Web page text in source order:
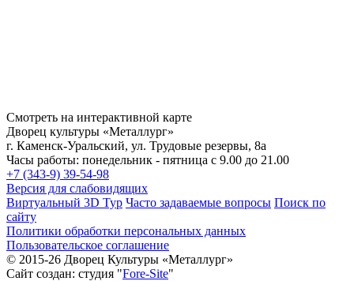
Смотреть на интерактивной карте
Дворец культуры «Металлург»
г. Каменск-Уральский, ул. Трудовые резервы, 8а
Часы работы: понедельник - пятница с 9.00 до 21.00
+7 (343-9) 39-54-98
Версия для слабовидящих
Виртуальный 3D Тур Часто задаваемые вопросы Поиск по
сайту
Политики обработки персональных данных
Пользовательское соглашение
© 2015-26 Дворец Культуры «Металлург»
Сайт создан: студия "Fore-Site"